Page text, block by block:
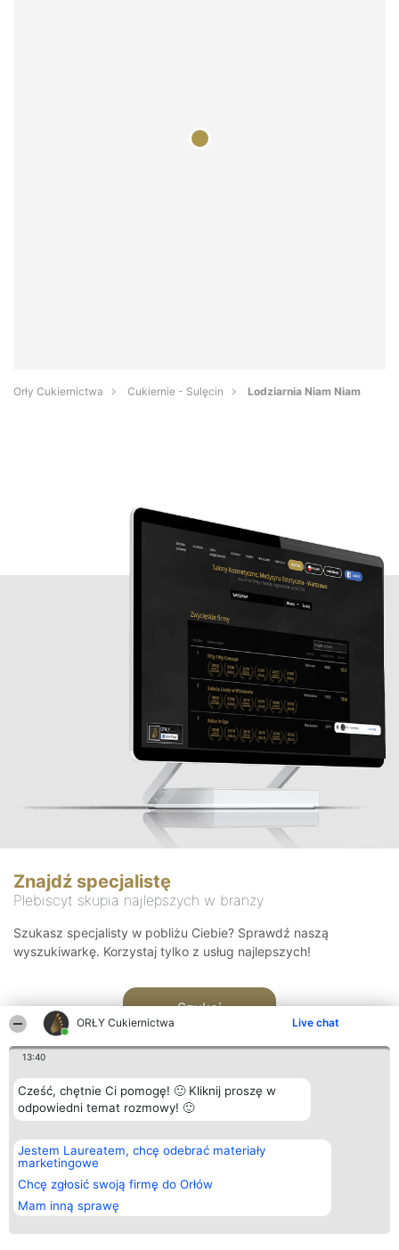
ORŁY Cukiernictwa Live chat
13:40
Cześć, chętnie Ci pomogę! 🙂 Kliknij proszę w
odpowiedni temat rozmowy! 🙂
Jestem Laureatem, chcę odebrać materiały
marketingowe
Chcę zgłosić swoją firmę do Orłów
Mam inną sprawę
Orły Cukiernictwa Cukiernie - Sulęcin Lodziarnia Niam Niam
Znajdź specjalistę
Plebiscyt skupia najlepszych w branży
Szukasz specjalisty w pobliżu Ciebie? Sprawdź naszą
wyszukiwarkę. Korzystaj tylko z usług najlepszych!
Szukaj
Organizator plebiscytu
Bright Side Solutions sp. z o.
o. sp. k.
ul. Ruska 22
Wrocław 50-079
KRS 0000749100 | Regon
381313360 | NIP 8943132676
Plebiscyt
Laureaci
wszystkich
Laureatów
Regulamin
Kontakt
Kontakt